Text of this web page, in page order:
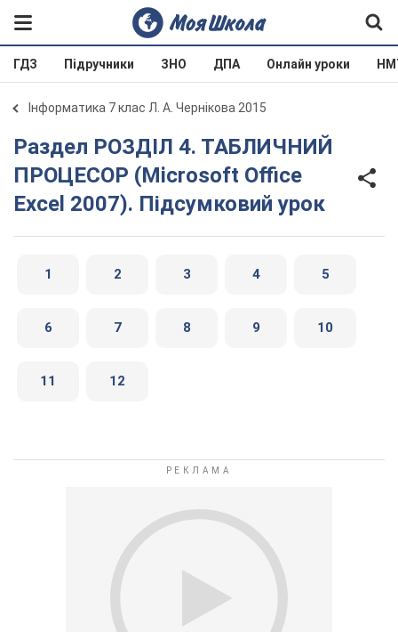
ГДЗ Підручники ЗНО ДПА Онлайн уроки
Інформатика 7 клас Л. А. Чернікова 2015
Раздел РОЗДІЛ 4. ТАБЛИЧНИЙ
ПРОЦЕСОР (Microsoft Office
Excel 2007). Підсумковий урок
1 2 3 4 5
6 7 8 9 10
11 12